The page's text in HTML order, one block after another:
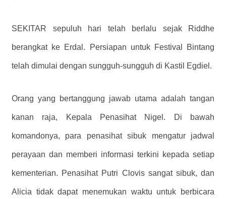
SEKITAR sepuluh hari telah berlalu sejak Riddhe
berangkat ke Erdal. Persiapan untuk Festival Bintang
telah dimulai dengan sungguh-sungguh di Kastil Egdiel.
Orang yang bertanggung jawab utama adalah tangan
kanan raja, Kepala Penasihat Nigel. Di bawah
komandonya, para penasihat sibuk mengatur jadwal
perayaan dan memberi informasi terkini kepada setiap
kementerian. Penasihat Putri Clovis sangat sibuk, dan
Alicia tidak dapat menemukan waktu untuk berbicara